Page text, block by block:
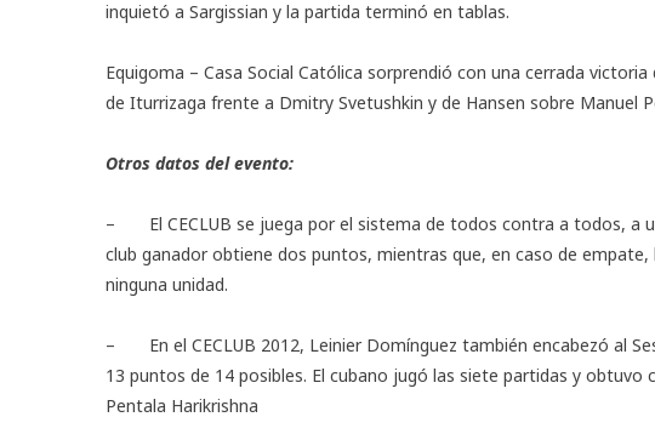
inquietó a Sargissian y la partida terminó en tablas.
Equigoma – Casa Social Católica sorprendió con una cerrada
de Iturrizaga frente a Dmitry Svetushkin y de Hansen sobre Manuel
Otros datos del evento:
– El CECLUB se juega por el sistema de todos contra a todos, a
club ganador obtiene dos puntos, mientras que, en caso de
ninguna unidad.
– En el CECLUB 2012, Leinier Domínguez también encabezó al
13 puntos de 14 posibles. El cubano jugó las siete partidas y
Pentala Harikrishna